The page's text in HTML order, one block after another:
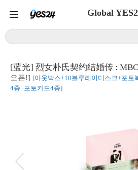
Global
[蓝光] 烈女朴氏契约结婚传 :
오픈!] [아웃박스+10블루레이디스크+포토
4종+포토카드4종]